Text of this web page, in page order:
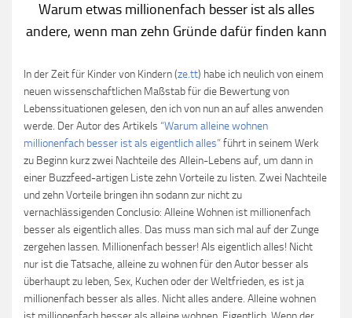
Warum etwas millionenfach besser ist als alles
andere, wenn man zehn Gründe dafür finden kann
In der Zeit für Kinder von Kindern (ze.tt) habe ich neulich von einem
neuen wissenschaftlichen Maßstab für die Bewertung von
Lebenssituationen gelesen, den ich von nun an auf alles anwenden
werde. Der Autor des Artikels “Warum alleine wohnen
millionenfach besser ist als eigentlich alles”führt in seinem Werk
zu Beginn kurz zwei Nachteile des Allein-Lebens auf, um dann in
einer Buzzfeed-artigen Liste zehn Vorteile zu listen. Zwei Nachteile
und zehn Vorteile bringen ihn sodann zur nicht zu
vernachlässigenden Conclusio: Alleine Wohnen ist millionenfach
besser als eigentlich alles. Das muss man sich mal auf der Zunge
zergehen lassen. Millionenfach besser! Als eigentlich alles! Nicht
nur ist die Tatsache, alleine zu wohnen für den Autor besser als
überhaupt zu leben, Sex, Kuchen oder der Weltfrieden, es ist ja
millionenfach besser als alles. Nicht alles andere. Alleine wohnen